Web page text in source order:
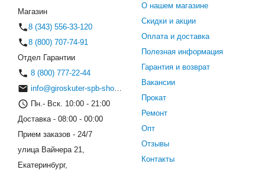
Магазин
8 (343) 556-33-120
8 (800) 707-74-91
Отдел Гарантии
8 (800) 777-22-44
info@giroskuter-spb-shop.ru
Пн.- Вск. 10:00 - 21:00
Доставка - 08:00 - 00:00
Прием заказов - 24/7
улица Вайнера 21,
Екатеринбург,
О нашем магазине
Скидки и акции
Оплата и доставка
Полезная информация
Гарантия и возврат
Вакансии
Прокат
Ремонт
Опт
Отзывы
Контакты